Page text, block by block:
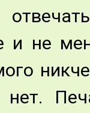
и не
нет.